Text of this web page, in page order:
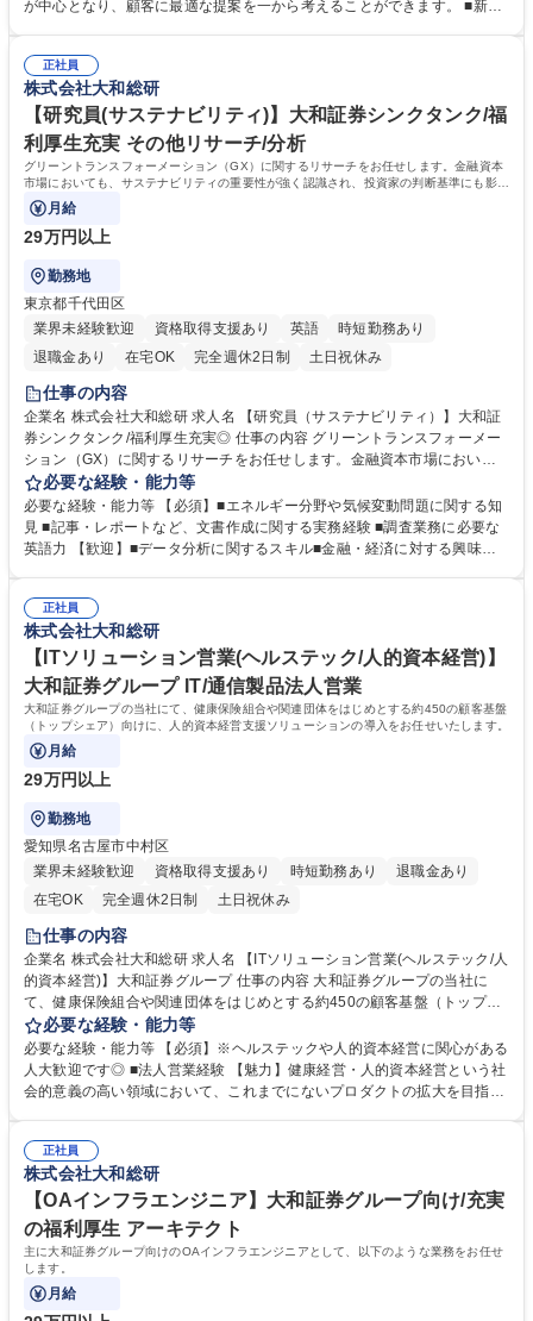
が中心となり、顧客に最適な提案を一から考えることができます。 ■新た
force等）、中小企業診断士等の資格取得を推進しており、会社として受験
料の補助等がの支援がございます。 学歴・資格 学歴：大学院 大学 語学
力： 資格：
正社員
株式会社大和総研
【研究員(サステナビリティ)】大和証券シンクタンク/福
利厚生充実 その他リサーチ/分析
グリーントランスフォーメーション（GX）に関するリサーチをお任せします。金融資本
市場においても、サステナビリティの重要性が強く認識され、投資家の判断基準にも影響
があるなど、様々なニーズがございます。
月給
29万円以上
勤務地
東京都千代田区
業界未経験歓迎
資格取得支援あり 英語
時短勤務あり
退職金あり
在宅OK 完全週休2日制 土日祝休み
仕事の内容
企業名 株式会社大和総研 求人名 【研究員（サステナビリティ）】大和証
券シンクタンク/福利厚生充実◎ 仕事の内容 グリーントランスフォーメー
ション（GX）に関するリサーチをお任せします。金融資本市場において
も、サステナビリティの重要性が強く認識され、投資家の判断基準にも影
響があるなど、様々なニーズがございます。 ■エネルギー分野や排出権取
引を含む気候変動関連動向に関するレポートの執筆、発行体や投資家向け
のレクチャー ■グループ内勉強会の実施、マスコミ向けの情報発信など ※
発信に取り組むことができます。 募集職種 【研究員（サステナビリテ
ィ）】大和証券シンクタンク/福利厚生充実◎
必要な経験・能力等
必要な経験・能力等 【必須】■エネルギー分野や気候変動問題に関する知
見 ■記事・レポートなど、文書作成に関する実務経験 ■調査業務に必要な
英語力 【歓迎】■データ分析に関するスキル■金融・経済に対する興味・
済団体とのつながりもあり、幅広い視野を持つことができます。社内にデ
ータサイエンティストやスペシャリストが在籍する研究開発部門があるこ
とから、AIを活用した分析などに取り組むことができます。 学歴・資格
学歴：大学院 大学 語学力：英語 資格：
正社員
株式会社大和総研
【ITソリューション営業(ヘルステック/人的資本経営)】
大和証券グループ IT/通信製品法人営業
大和証券グループの当社にて、健康保険組合や関連団体をはじめとする約450の顧客基盤
（トップシェア）向けに、人的資本経営支援ソリューションの導入をお任せいたします。
月給
29万円以上
勤務地
愛知県名古屋市中村区
業界未経験歓迎
資格取得支援あり 時短勤務あり
退職金あり
在宅OK
完全週休2日制 土日祝休み
仕事の内容
企業名 株式会社大和総研 求人名 【ITソリューション営業(ヘルステック/人
的資本経営)】大和証券グループ 仕事の内容 大和証券グループの当社に
て、健康保険組合や関連団体をはじめとする約450の顧客基盤（トップシ
ェア）向けに、人的資本経営支援ソリューションの導入をお任せいたしま
す。 【サービス概要】昨今注目される人的資本経営のなかでも重要アジェ
ンダとされる、従業員の健康に着目をして、従業員が健康で事前リスクを
可視化でき、会社としての施策に落とし込めるプロダクトとなります。ス
一気通貫で支えることが出来ます。 募集職種 【ITソリューション営業(ヘ
ルステック/人的資本経営)】大和証券グループ
必要な経験・能力等
必要な経験・能力等 【必須】※ヘルステックや人的資本経営に関心がある
人大歓迎です◎ ■法人営業経験 【魅力】健康経営・人的資本経営という社
会的意義の高い領域において、これまでにないプロダクトの拡大を目指せ
実績もあり、最も重要となるAIに必要な分析データも十分揃っています。
そのため、プロダクトの改善も早く、手触り感を持って仕事が出来ます。
学歴・資格 学歴：大学院 大学 語学力： 資格：
正社員
株式会社大和総研
【OAインフラエンジニア】大和証券グループ向け/充実
の福利厚生 アーキテクト
主に大和証券グループ向けのOAインフラエンジニアとして、以下のような業務をお任せ
します。
月給